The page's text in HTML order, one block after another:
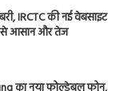
IRCTC की नई वेबसाइट
से आसान और तेज